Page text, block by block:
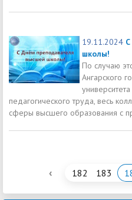
19.11.2024
школы!
По случаю
Ангарского
педагогического труда, весь
сферы высшего образования с
‹ 182 183